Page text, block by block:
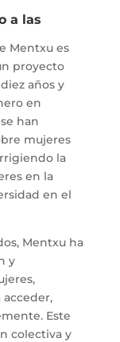
a las
Mentxu es
proyecto
años y
en
han
mujeres
la
en la
en el
Mentxu ha
y
acceder,
Este
colectiva y